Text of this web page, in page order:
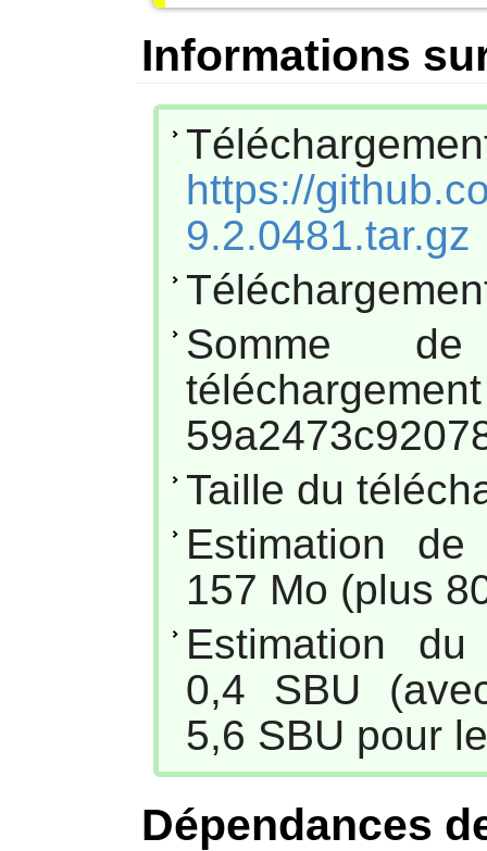
Informations
https://
9.2.0481.tar.gz
Somme
Taille du
Estimation
157 Mo (plus
Estimation
0,4 SBU
5,6 SBU pour
Dépendances